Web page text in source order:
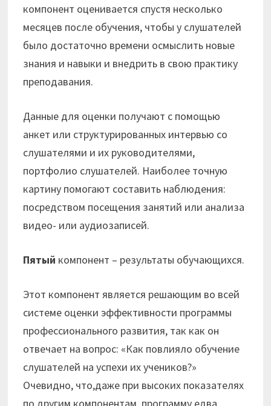
компонент оценивается спустя несколько
месяцев после обучения, чтобы у слушателей
было достаточно времени осмыслить новые
знания и навыки и внедрить в свою практику
преподавания.
Данные для оценки получают с помощью
анкет или структурированных интервью со
слушателями и их руководителями,
портфолио слушателей. Наиболее точную
картину помогают составить наблюдения:
посредством посещения занятий или анализа
видео- или аудиозаписей.
Пятый компонент – результаты обучающихся.
Этот компонент является решающим во всей
системе оценки эффективности программы
профессионального развития, так как он
отвечает на вопрос: «Как повлияло обучение
слушателей на успехи их учеников?»
Очевидно, что,даже при высоких показателях